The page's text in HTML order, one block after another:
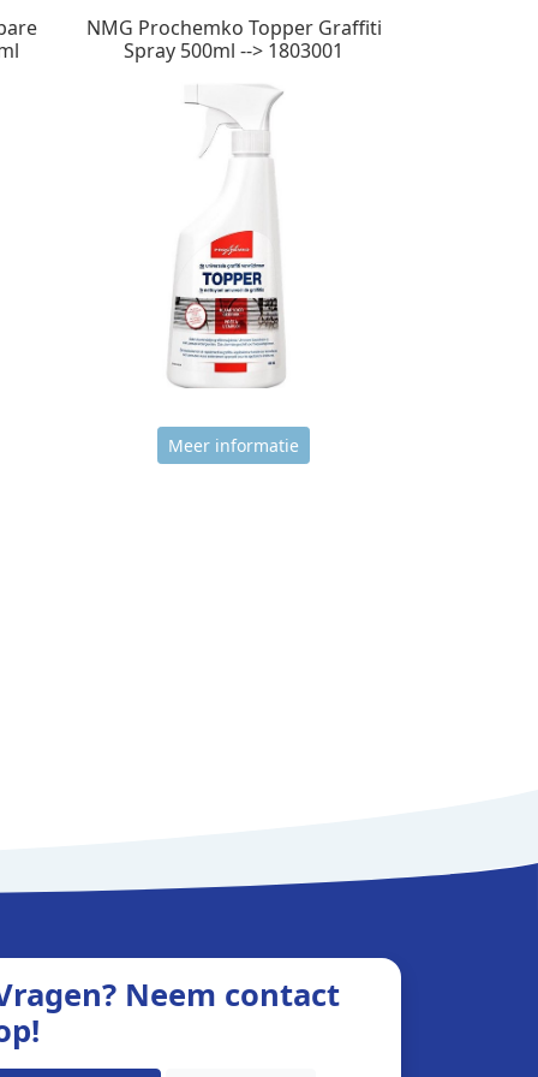
NMG Prochemko Topper Graffiti
Spray 500ml --> 1803001
Meer informatie
Neem contact